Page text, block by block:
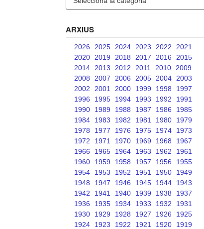
ARXIUS
2026 2025 2024 2023 2022
2021
2020
2019 2018 2017 2016
2015
2014
2013 2012 2011 2010
2009
2008
2007 2006 2005 2004
2003
2002
2001 2000 1999 1998
1997
1996
1995 1994 1993 1992
1991
1990
1989 1988 1987 1986
1985
1984
1983 1982 1981 1980
1979
1978
1977 1976 1975 1974
1973
1972
1971 1970 1969 1968
1967
1966
1965 1964 1963 1962
1961
1960
1959 1958 1957 1956
1955
1954
1953 1952 1951 1950
1949
1948
1947 1946 1945 1944
1943
1942
1941 1940 1939 1938
1937
1936
1935 1934 1933 1932
1931
1930
1929 1928 1927 1926
1925
1924
1923 1922 1921 1920
1919